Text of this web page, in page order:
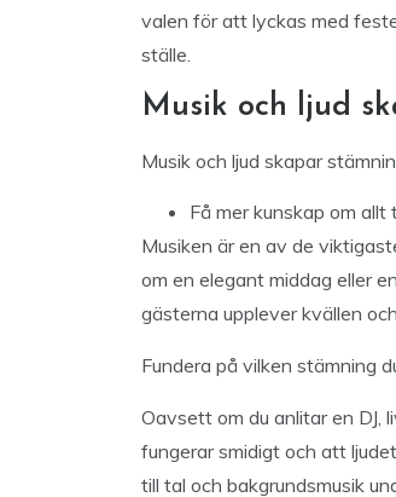
valen för att lyckas med
ställe.
Musik och ljud
Musik och ljud skapar
Få merkunskap om
Musiken är en av de
om en elegant middag eller
gästerna upplever kvällen
Fundera på vilken stämning
Oavsett om du anlitar en
fungerar smidigt och att
till tal och bakgrundsmusik